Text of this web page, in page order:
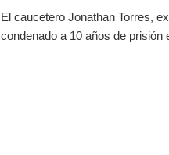
El caucetero Jonathan Torres,
condenado a 10 años de prisión